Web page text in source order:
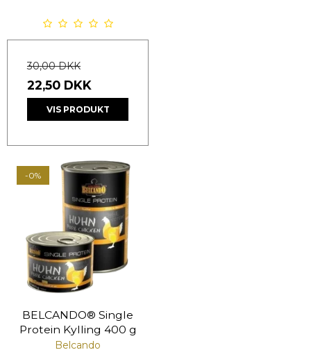
30,00 DKK
22,50 DKK
VIS PRODUKT
-0%
BELCANDO® Single
Protein Kylling 400 g
Belcando